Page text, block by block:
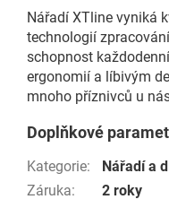
Nářadí XTline vyniká
technologií
schopnost
ergonomií a líbivým
mnoho příznivců u
Doplňkové
Kategorie:
Nářadí a
Záruka:
2 roky